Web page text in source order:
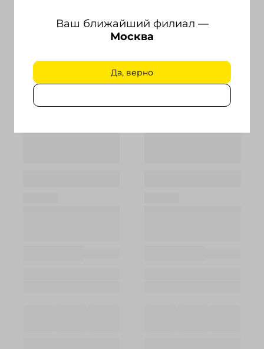
Ваш ближайший филиал —
Москва
Да, верно